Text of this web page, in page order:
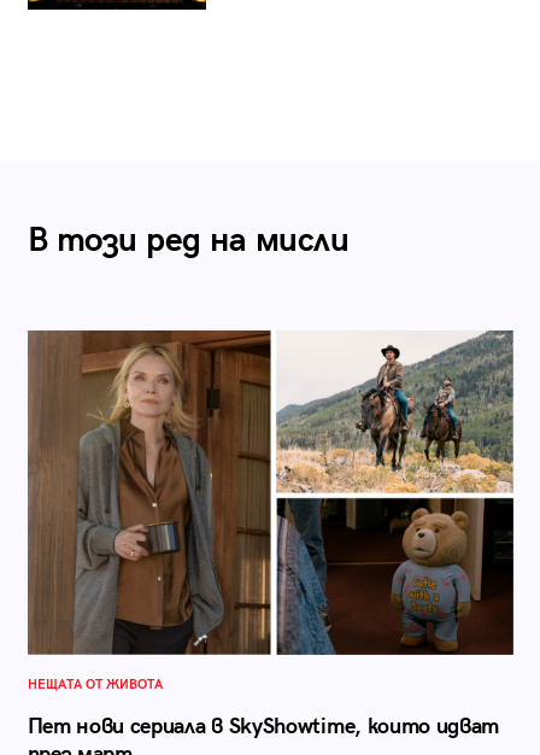
В този ред на мисли
НЕЩАТА ОТ ЖИВОТА
Пет нови сериала в SkyShowtime, които идват